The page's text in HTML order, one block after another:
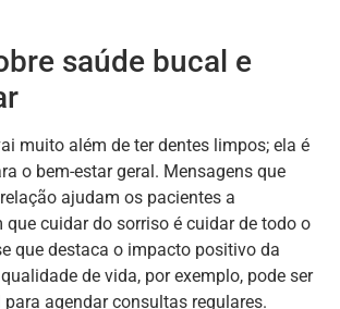
saúde bucal e
muito além de ter dentes limpos; ela é
o bem-estar geral. Mensagens que
ajudam os pacientes a
que cuidar do sorriso é cuidar de todo o
que destaca o impacto positivo da
de vida, por exemplo, pode ser
agendar consultas regulares.